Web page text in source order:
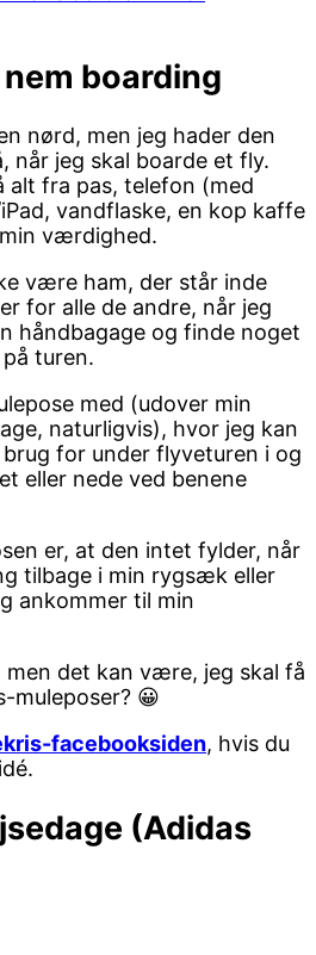
boarding
nørd, men jeg hader den
når jeg skal boarde et fly.
alt fra pas, telefon (med
vandflaske, en kop kaffe
værdighed.
være ham, der står inde
for alle de andre, når jeg
håndbagage og finde noget
turen.
med (udover min
naturligvis), hvor jeg kan
for under flyveturen i og
eller nede ved benene
er, at den intet fylder, når
tilbage i min rygsæk eller
ankommer til min
men det kan være, jeg skal få
muleposer? 😀
facebooksiden, hvis du
(Adidas